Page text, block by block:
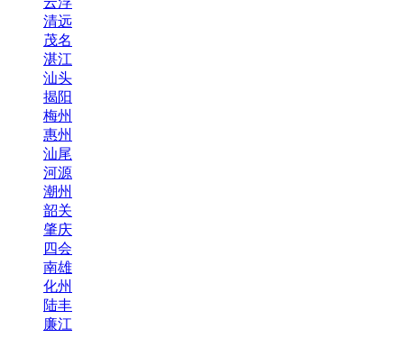
清远
茂名
湛江
汕头
揭阳
梅州
惠州
汕尾
河源
潮州
韶关
肇庆
四会
南雄
化州
陆丰
廉江